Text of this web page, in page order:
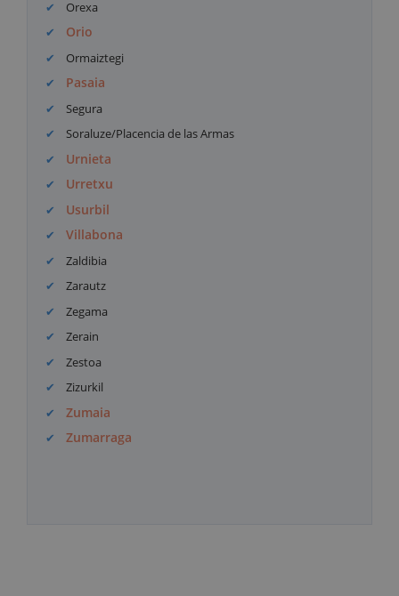
Orexa
Orio
Ormaiztegi
Pasaia
Segura
Soraluze/Placencia de las Armas
Urnieta
Urretxu
Usurbil
Villabona
Zaldibia
Zarautz
Zegama
Zerain
Zestoa
Zizurkil
Zumaia
Zumarraga